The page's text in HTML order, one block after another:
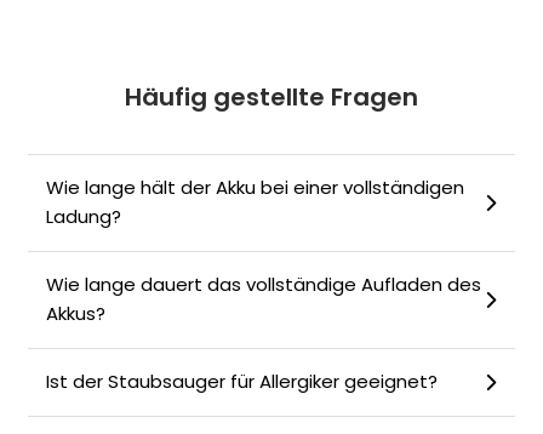
Häufig gestellte Fragen
Wie lange hält der Akku bei einer vollständigen
Ladung?
Wie lange dauert das vollständige Aufladen des
Akkus?
Ist der Staubsauger für Allergiker geeignet?